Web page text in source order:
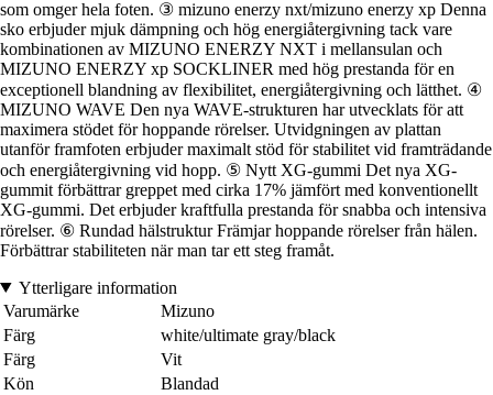
som omger hela foten. ③ mizuno enerzy nxt/mizuno enerzy xp Denna
sko erbjuder mjuk dämpning och hög energiåtergivning tack vare
kombinationen av MIZUNO ENERZY NXT i mellansulan och
MIZUNO ENERZY xp SOCKLINER med hög prestanda för en
exceptionell blandning av flexibilitet, energiåtergivning och lätthet. ④
MIZUNO WAVE Den nya WAVE-strukturen har utvecklats för att
maximera stödet för hoppande rörelser. Utvidgningen av plattan
utanför framfoten erbjuder maximalt stöd för stabilitet vid framträdande
och energiåtergivning vid hopp. ⑤ Nytt XG-gummi Det nya XG-
gummit förbättrar greppet med cirka 17% jämfört med konventionellt
XG-gummi. Det erbjuder kraftfulla prestanda för snabba och intensiva
rörelser. ⑥ Rundad hälstruktur Främjar hoppande rörelser från hälen.
Förbättrar stabiliteten när man tar ett steg framåt.
Ytterligare information
Varumärke
Mizuno
Färg
white/ultimate gray/black
Färg
Vit
Kön
Blandad